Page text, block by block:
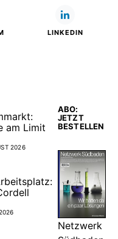
LINKEDIN
am Limit
2026
ABO:
JETZT
BESTELLEN
Netzwerk